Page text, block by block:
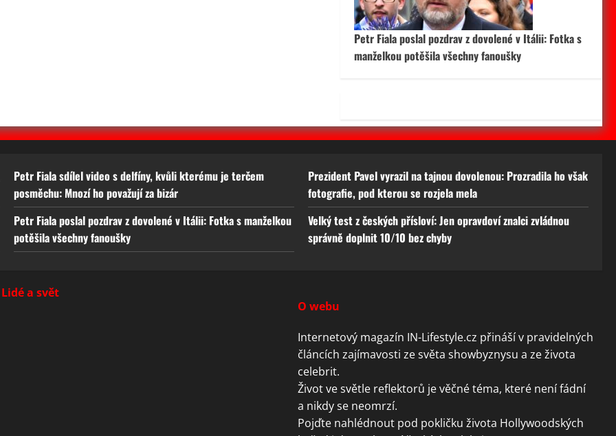
Petr Fiala poslal pozdrav z dovolené v Itálii: Fotka s
manželkou potěšila všechny fanoušky
Petr Fiala sdílel video s delfíny, kvůli kterému je terčem
posměchu: Mnozí ho považují za bizár
Prezident Pavel vyrazil na tajnou dovolenou: Prozradila ho však
fotografie, pod kterou se rozjela mela
Petr Fiala poslal pozdrav z dovolené v Itálii: Fotka s manželkou
potěšila všechny fanoušky
Velký test z českých přísloví: Jen opravdoví znalci zvládnou
správně doplnit 10/10 bez chyby
Lidé a svět
O webu
Internetový magazín IN-Lifestyle.cz přináší v pravidelných
článcích zajímavosti ze světa showbyznysu a ze života
celebrit.
Život ve světle reflektorů je věčné téma, které není fádní
a nikdy se neomrzí.
Pojďte nahlédnout pod pokličku života Hollywoodských